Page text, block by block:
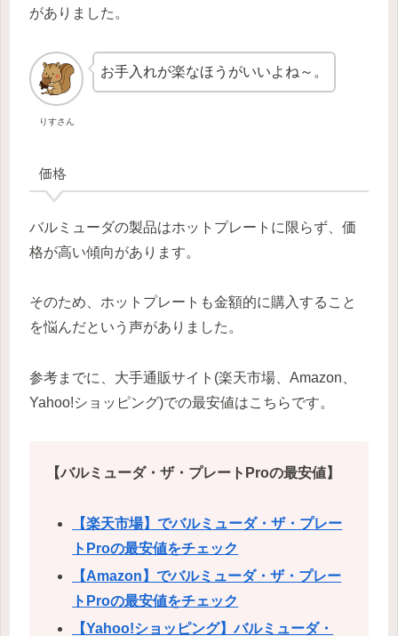
がありました。
りすさん
お手入れが楽なほうがいいよね～。
価格
バルミューダの製品はホットプレートに限らず、価
格が高い傾向があります。
そのため、ホットプレートも金額的に購入すること
を悩んだという声がありました。
参考までに、大手通販サイト(楽天市場、Amazon、
Yahoo!ショッピング)での最安値はこちらです。
【バルミューダ・ザ・プレートProの最安値】
【楽天市場】でバルミューダ・ザ・プレー
トProの最安値をチェック
【Amazon】でバルミューダ・ザ・プレー
トProの最安値をチェック
【Yahoo!ショッピング】バルミューダ・